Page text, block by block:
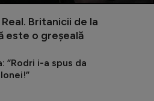
Britanicii de la
este o greșeală
”Rodri i-a spus da